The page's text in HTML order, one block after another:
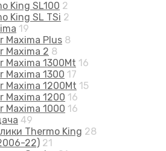
King SL100 2
King SL TSi 2
19
Maxima Plus 8
Maxima 2 8
Maxima 1300Mt 16
Maxima 1300 17
Maxima 1200Mt 15
Maxima 1200 16
Maxima 1000 16
49
Thermo King 28
22) 21